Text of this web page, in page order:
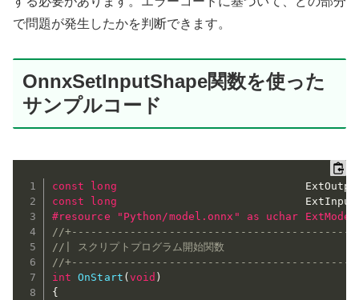
で問題が発生したかを判断できます。
OnnxSetInputShape関数を使った
サンプルコード
const long
const
long
#resource "Python/model.onnx" as
//
//| スクリプトプログラム開始関数
//
int
OnStart ( void )
{